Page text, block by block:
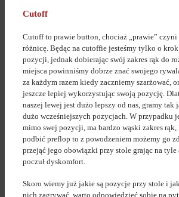
Cutoff
Cutoff to prawie button, chociaż „prawie”
różnicę. Będąc na cutoffie jesteśmy tylko o
pozycji, jednak dobierając swój zakres rąk do
miejsca powinniśmy dobrze znać swojego
za każdym razem kiedy zaczniemy szarżować,
jeszcze lepiej wykorzystując swoją pozycję.
naszej lewej jest dużo lepszy od nas, gramy
dużo wcześniejszych pozycjach. W przypadku
mimo swej pozycji, ma bardzo wąski zakres
podbić preflop to z powodzeniem możemy go
przejąć jego obowiązki przy stole grając na tyle
poczuł dyskomfort.
Skoro wiemy już jakie są pozycje przy stole i
nich zagrywać, warto odpowiedzieć sobie na